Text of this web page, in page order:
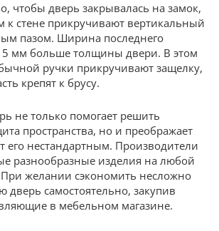
чтобы дверь закрывалась на замок,
к стене прикручивают вертикальный
пазом. Ширина последнего
мм больше толщины двери. В этом
ручки прикручивают защелку,
крепят к брусу.
не только помогает решить
пространства, но и преображает
его нестандартным. Производители
разнообразные изделия на любой
желании сэкономить несложно
дверь самостоятельно, закупив
в мебельном магазине.